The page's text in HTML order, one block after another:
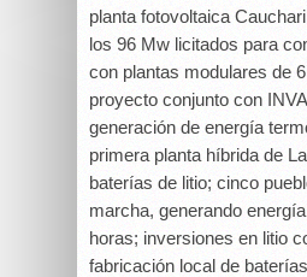
planta fotovoltaica
los 96 Mw licitados para
con plantas modulares de
proyecto conjunto con
generación de energía
primera planta híbrida de
baterías de litio; cinco
marcha, generando
horas; inversiones en litio
fabricación local de